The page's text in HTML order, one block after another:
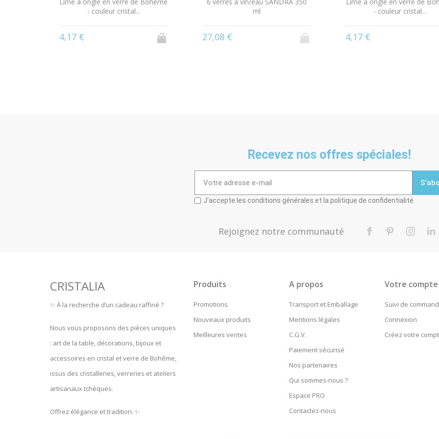
Lime à ongle en verre de Bohême
- couleur cristal...
4,17 €
6 verres à vin/eau SANDRA 350
ml
27,08 €
Lime à ongle en verre de
- couleur cristal...
4,17 €
Recevez nos offres spéciales!
J'accepte les conditions générales et la politique de confidentialité
Rejoignez notre communauté FacebookPinterest
CRISTALIA
✨ À la recherche d’un cadeau raffiné ?
Nous vous proposons des pièces uniques
: art de la table, décorations, bijoux et
accessoires en cristal et verre de Bohême,
issus des cristalleries, verreries et ateliers
artisanaux tchèques.
Offrez élégance et tradition. ✨
Produits
Promotions
Nouveaux produits
Meilleures ventes
A propos
Transport et Emballage
Mentions légales
C.G.V.
Paiement sécurisé
Nos partenaires
Qui sommes-nous ?
Espace PRO
Contactez-nous
Votre compte
Suivi de
Connexion
Créez votre